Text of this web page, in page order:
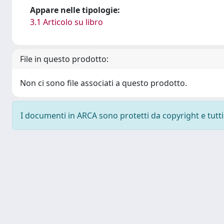
Appare nelle tipologie:
3.1 Articolo su libro
File in questo prodotto:
Non ci sono file associati a questo prodotto.
I documenti in ARCA sono protetti da copyright e